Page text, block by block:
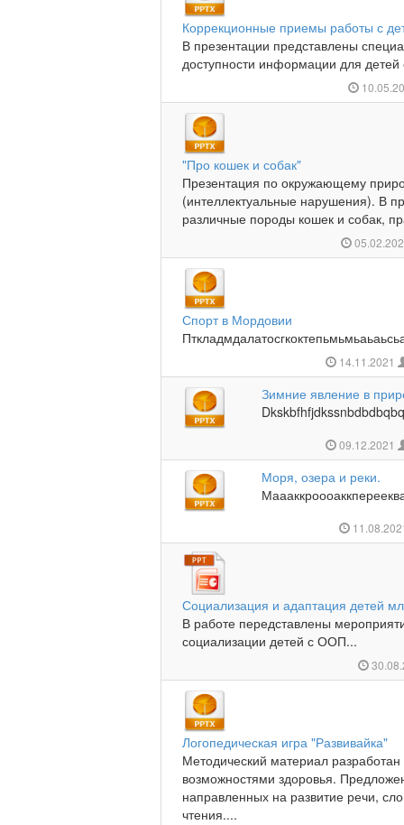
Коррекционные приемы работы с
В презентации представлены
доступности информации для
"Про кошек и собак"
Презентация по окружающему
(интеллектуальные нарушения). В
различные породы кошек и собак,
Спорт в Мордовии
14.11.2021
Зимние явление в
09.12.2021
Моря, озера и реки.
Социализация и адаптация детей
В работе передставлены
социализации детей с ООП...
Логопедическая игра "Развивайка"
Методический материал
возможностями здоровья.
направленных на развитие речи,
чтения....